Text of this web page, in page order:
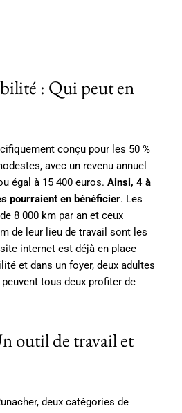
: Qui peut en
conçu pour les 50 %
avec un revenu annuel
égal à 15 400 euros. Ainsi, 4 à
pourraient en bénéficier. Les
8 000 km par an et ceux
de leur lieu de travail sont les
internet est déjà en place
et dans un foyer, deux adultes
tous deux profiter de
outil de travail et
deux catégories de